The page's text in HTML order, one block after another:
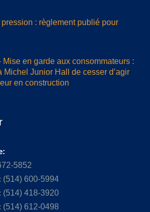
pression : règlement publié pour
en garde aux consommateurs :
Michel Junior Hall de cesser d’agir
en construction
5852
(514) 600-5994
(514) 418-3920
(514) 612-0498